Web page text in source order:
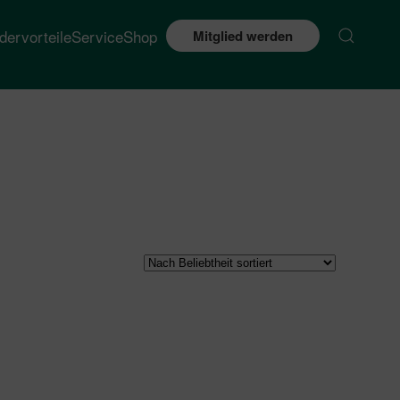
ServiceShop Mitglied werden